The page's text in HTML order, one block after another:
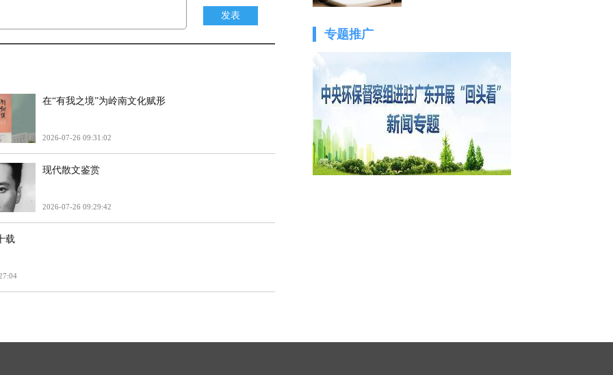
发表
在“有我之境”为岭南文化赋形
2026-07-26 09:31:02
现代散文鉴赏
2026-07-26 09:29:42
载
专题推广